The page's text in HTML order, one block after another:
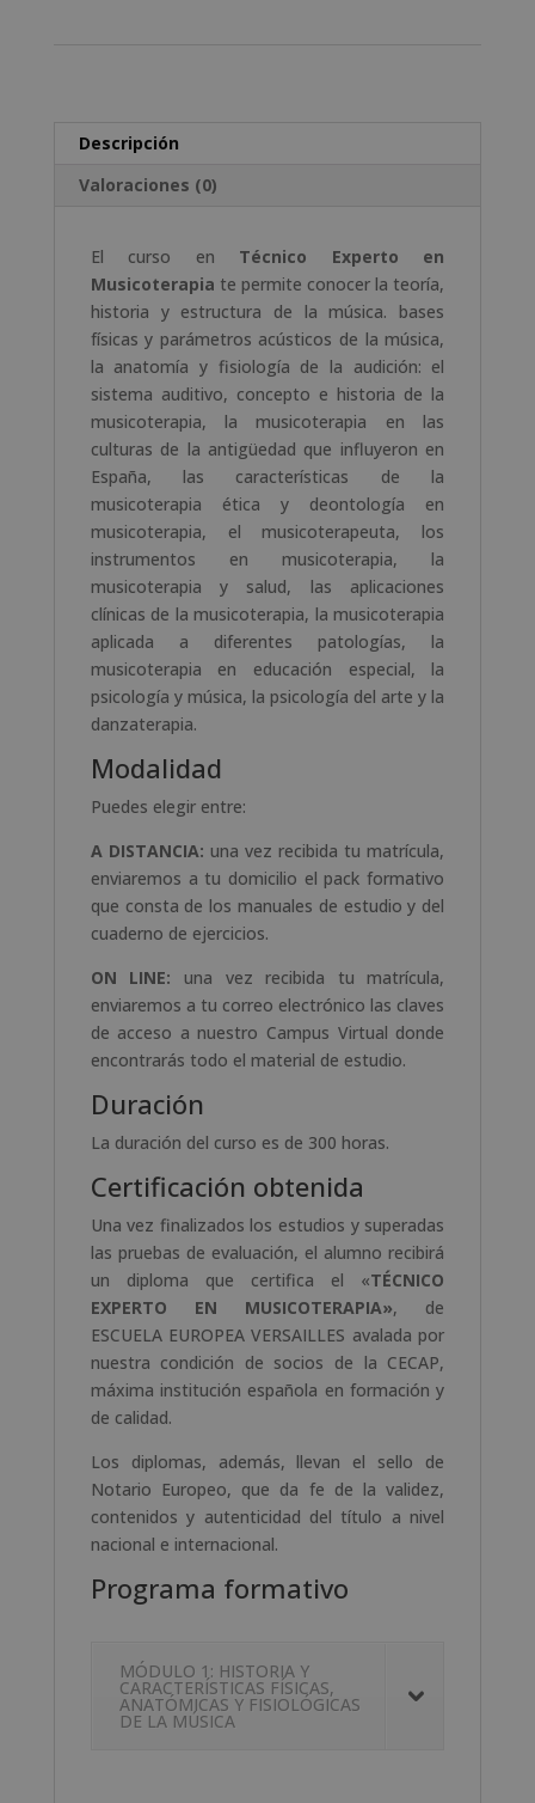
Descripción
Valoraciones (0)
El curso en Técnico Experto en
Musicoterapia te permite conocer la teoría,
historia y estructura de la música. bases
físicas y parámetros acústicos de la música,
la anatomía y fisiología de la audición: el
sistema auditivo, concepto e historia de la
musicoterapia, la musicoterapia en las
culturas de la antigüedad que influyeron en
España, las características de la
musicoterapia ética y deontología en
musicoterapia, el musicoterapeuta, los
instrumentos en musicoterapia, la
musicoterapia y salud, las aplicaciones
clínicas de la musicoterapia, la musicoterapia
aplicada a diferentes patologías, la
musicoterapia en educación especial, la
psicología y música, la psicología del arte y la
danzaterapia.
Modalidad
Puedes elegir entre:
A DISTANCIA: una vez recibida tu matrícula,
enviaremos a tu domicilio el pack formativo
que consta de los manuales de estudio y del
cuaderno de ejercicios.
ON LINE: una vez recibida tu matrícula,
enviaremos a tu correo electrónico las claves
de acceso a nuestro Campus Virtual donde
encontrarás todo el material de estudio.
Duración
La duración del curso es de 300 horas.
Certificación obtenida
Una vez finalizados los estudios y superadas
las pruebas de evaluación, el alumno recibirá
un diploma que certifica el «TÉCNICO
EXPERTO EN MUSICOTERAPIA», de
ESCUELA EUROPEA VERSAILLES avalada por
nuestra condición de socios de la CECAP,
máxima institución española en formación y
de calidad.
Los diplomas, además, llevan el sello de
Notario Europeo, que da fe de la validez,
contenidos y autenticidad del título a nivel
nacional e internacional.
Programa formativo
MÓDULO 1: HISTORIA Y
CARACTERÍSTICAS FÍSICAS,
ANATÓMICAS Y FISIOLÓGICAS
DE LA MÚSICA